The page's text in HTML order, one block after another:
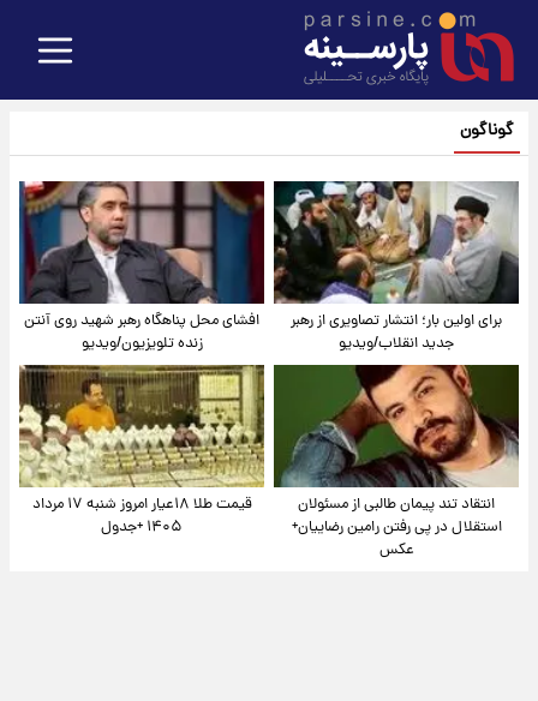
گوناگون
برای اولین بار؛ انتشار تصاویری از رهبر
جدید انقلاب/ویدیو
افشای محل پناهگاه‌ رهبر شهید روی آنتن
زنده تلویزیون/ویدیو
انتقاد تند پیمان طالبی از مسئولان
استقلال در پی رفتن رامین رضاییان+
عکس
قیمت طلا ۱۸عیار امروز شنبه ۱۷ مرداد
۱۴۰۵ +جدول